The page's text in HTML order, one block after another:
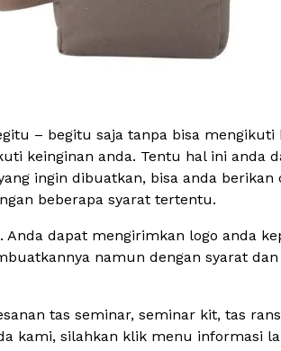
– begitu saja tanpa bisa
keinginan anda. Tentu hal ini anda
ingin dibuatkan, bisa anda
beberapa syarat tertentu.
dapat mengirimkan logo anda
namun dengan syarat
tas seminar, seminar kit, tas
kami, silahkan klik menu informasi